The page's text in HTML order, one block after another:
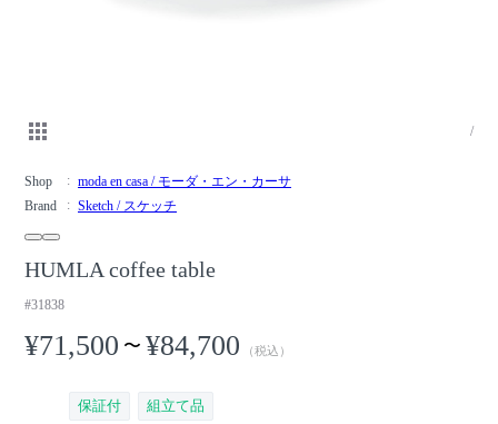
/
Shop
moda en casa / モーダ・エン・カーサ
Brand
Sketch / スケッチ
HUMLA coffee table
#31838
¥71,500 〜 ¥84,700 （税込）
保証付 組立て品